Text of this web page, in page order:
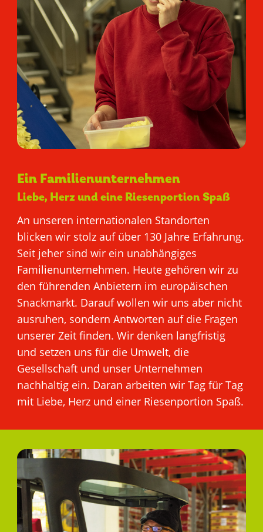
MIT UNS
ARBEITEN
Ein Familienunternehmen
Liebe, Herz und eine Riesenportion Spaß
An unseren internationalen Standorten
blicken wir stolz auf über 130 Jahre Erfahrung.
Seit jeher sind wir ein unabhängiges
Familienunternehmen. Heute gehören wir zu
den führenden Anbietern im europäischen
Snackmarkt. Darauf wollen wir uns aber nicht
ausruhen, sondern Antworten auf die Fragen
unserer Zeit finden. Wir denken langfristig
und setzen uns für die Umwelt, die
Gesellschaft und unser Unternehmen
nachhaltig ein. Daran arbeiten wir Tag für Tag
mit Liebe, Herz und einer Riesenportion Spaß.